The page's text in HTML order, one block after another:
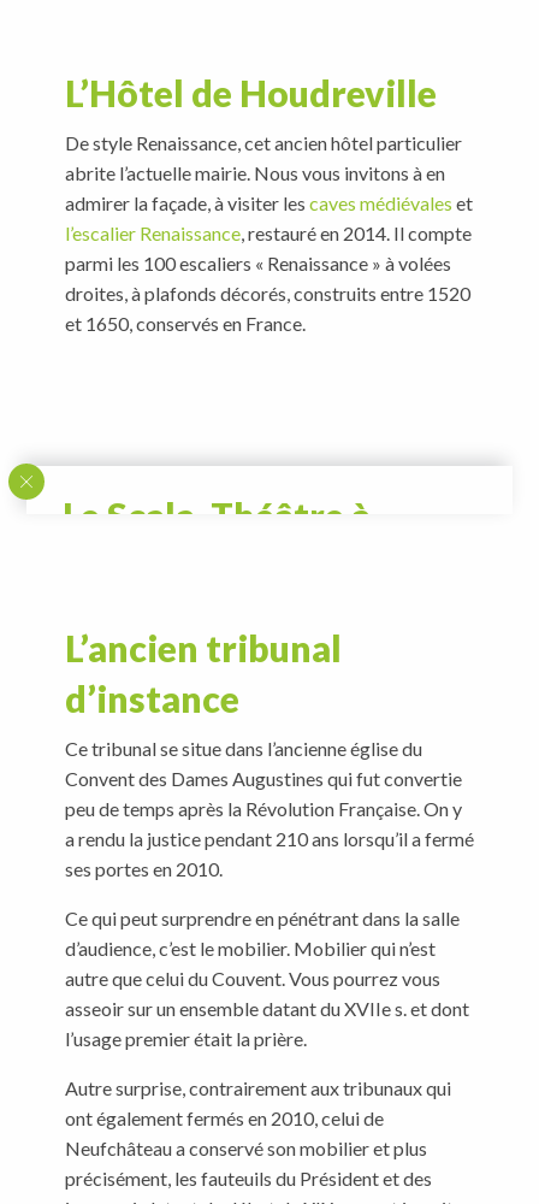
L’Hôtel de Houdreville
De style Renaissance, cet ancien hôtel particulier
abrite l’actuelle mairie. Nous vous invitons à en
admirer la façade, à visiter les caves médiévales et
l’escalier Renaissance, restauré en 2014. Il compte
parmi les 100 escaliers « Renaissance » à volées
droites, à plafonds décorés, construits entre 1520
et 1650, conservés en France.
Le Scala, Théâtre à
l’ensemble dont il est issu, celui du Couvent des
la fin du XVIIe s. Le Couvent est vendu comme Bien
Gendarmerie, Tribunal, prisons, école primaire… En
1828,un Théâtre est établi dans l’aile droite du corps
de logis. Rénovée entre 1891 et 1893, c’est de cette
période que date l’essentiel du décor en gypserie et
en peinture encore visible.
L’ancien tribunal
d’instance
Ce tribunal se situe dans l’ancienne église du
Convent des Dames Augustines qui fut convertie
peu de temps après la Révolution Française. On y
a rendu la justice pendant 210 ans lorsqu’il a fermé
ses portes en 2010.
Ce qui peut surprendre en pénétrant dans la salle
d’audience, c’est le mobilier. Mobilier qui n’est
autre que celui du Couvent. Vous pourrez vous
asseoir sur un ensemble datant du XVIIe s. et dont
l’usage premier était la prière.
Autre surprise, contrairement aux tribunaux qui
ont également fermés en 2010, celui de
Neufchâteau a conservé son mobilier et plus
précisément, les fauteuils du Président et des